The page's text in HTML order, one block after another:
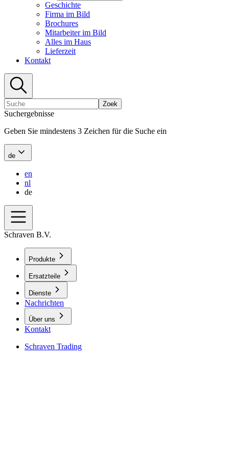
Geschichte
Firma im Bild
Brochures
Mitarbeiter im Bild
Alles im Haus
Lieferzeit
Kontakt
Zoek
Suchergebnisse
Geben Sie mindestens 3 Zeichen für die Suche ein
de
en
nl
de
Schraven B.V.
Produkte
Ersatzteile
Dienste
Nachrichten
Über uns
Kontakt
Schraven Trading